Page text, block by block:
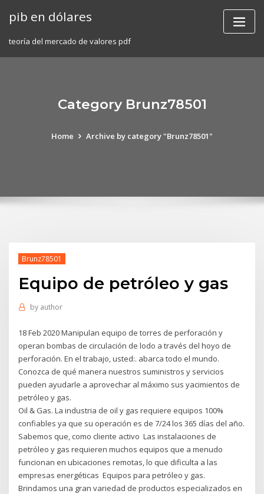
pib en dólares
teoría del mercado de valores pdf
Category Brunz78501
Home Archive by category "Brunz78501"
Brunz78501
Equipo de petróleo y gas
by author
18 Feb 2020 Manipulan equipo de torres de perforación y
operan bombas de circulación de lodo a través del hoyo de
perforación. En el trabajo, usted:. abarca todo el mundo.
Conozca de qué manera nuestros suministros y servicios
pueden ayudarle a aprovechar al máximo sus yacimientos de
petróleo y gas.
Oil & Gas. La industria de oil y gas requiere equipos 100%
confiables ya que su operación es de 7/24 los 365 días del año.
Sabemos que, como cliente activo Las instalaciones de
petróleo y gas requieren muchos equipos que a menudo
funcionan en ubicaciones remotas, lo que dificulta a las
empresas energéticas Equipos para petróleo y gas.
Brindamos una gran variedad de productos especializados en